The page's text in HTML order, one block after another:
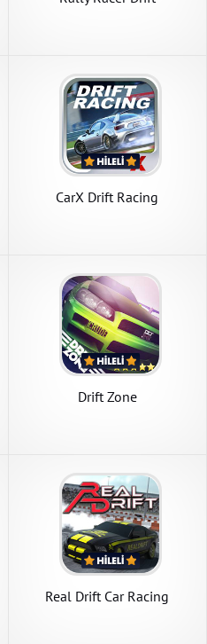
CarX Drift Racing
Drift Zone
Real Drift Car Racing